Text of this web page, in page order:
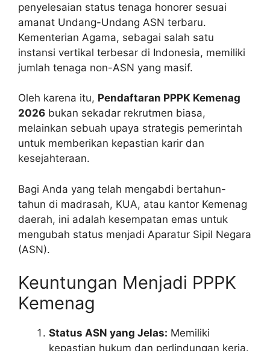
penyelesaian status tenaga honorer sesuai
amanat Undang-Undang ASN terbaru.
Kementerian Agama, sebagai salah satu
instansi vertikal terbesar di Indonesia, memiliki
jumlah tenaga non-ASN yang masif.
Oleh karena itu, Pendaftaran PPPK Kemenag
2026 bukan sekadar rekrutmen biasa,
melainkan sebuah upaya strategis pemerintah
untuk memberikan kepastian karir dan
kesejahteraan.
Bagi Anda yang telah mengabdi bertahun-
tahun di madrasah, KUA, atau kantor Kemenag
daerah, ini adalah kesempatan emas untuk
mengubah status menjadi Aparatur Sipil Negara
(ASN).
Keuntungan Menjadi PPPK
Kemenag
Status ASN yang Jelas: Memiliki
kepastian hukum dan perlindungan kerja.